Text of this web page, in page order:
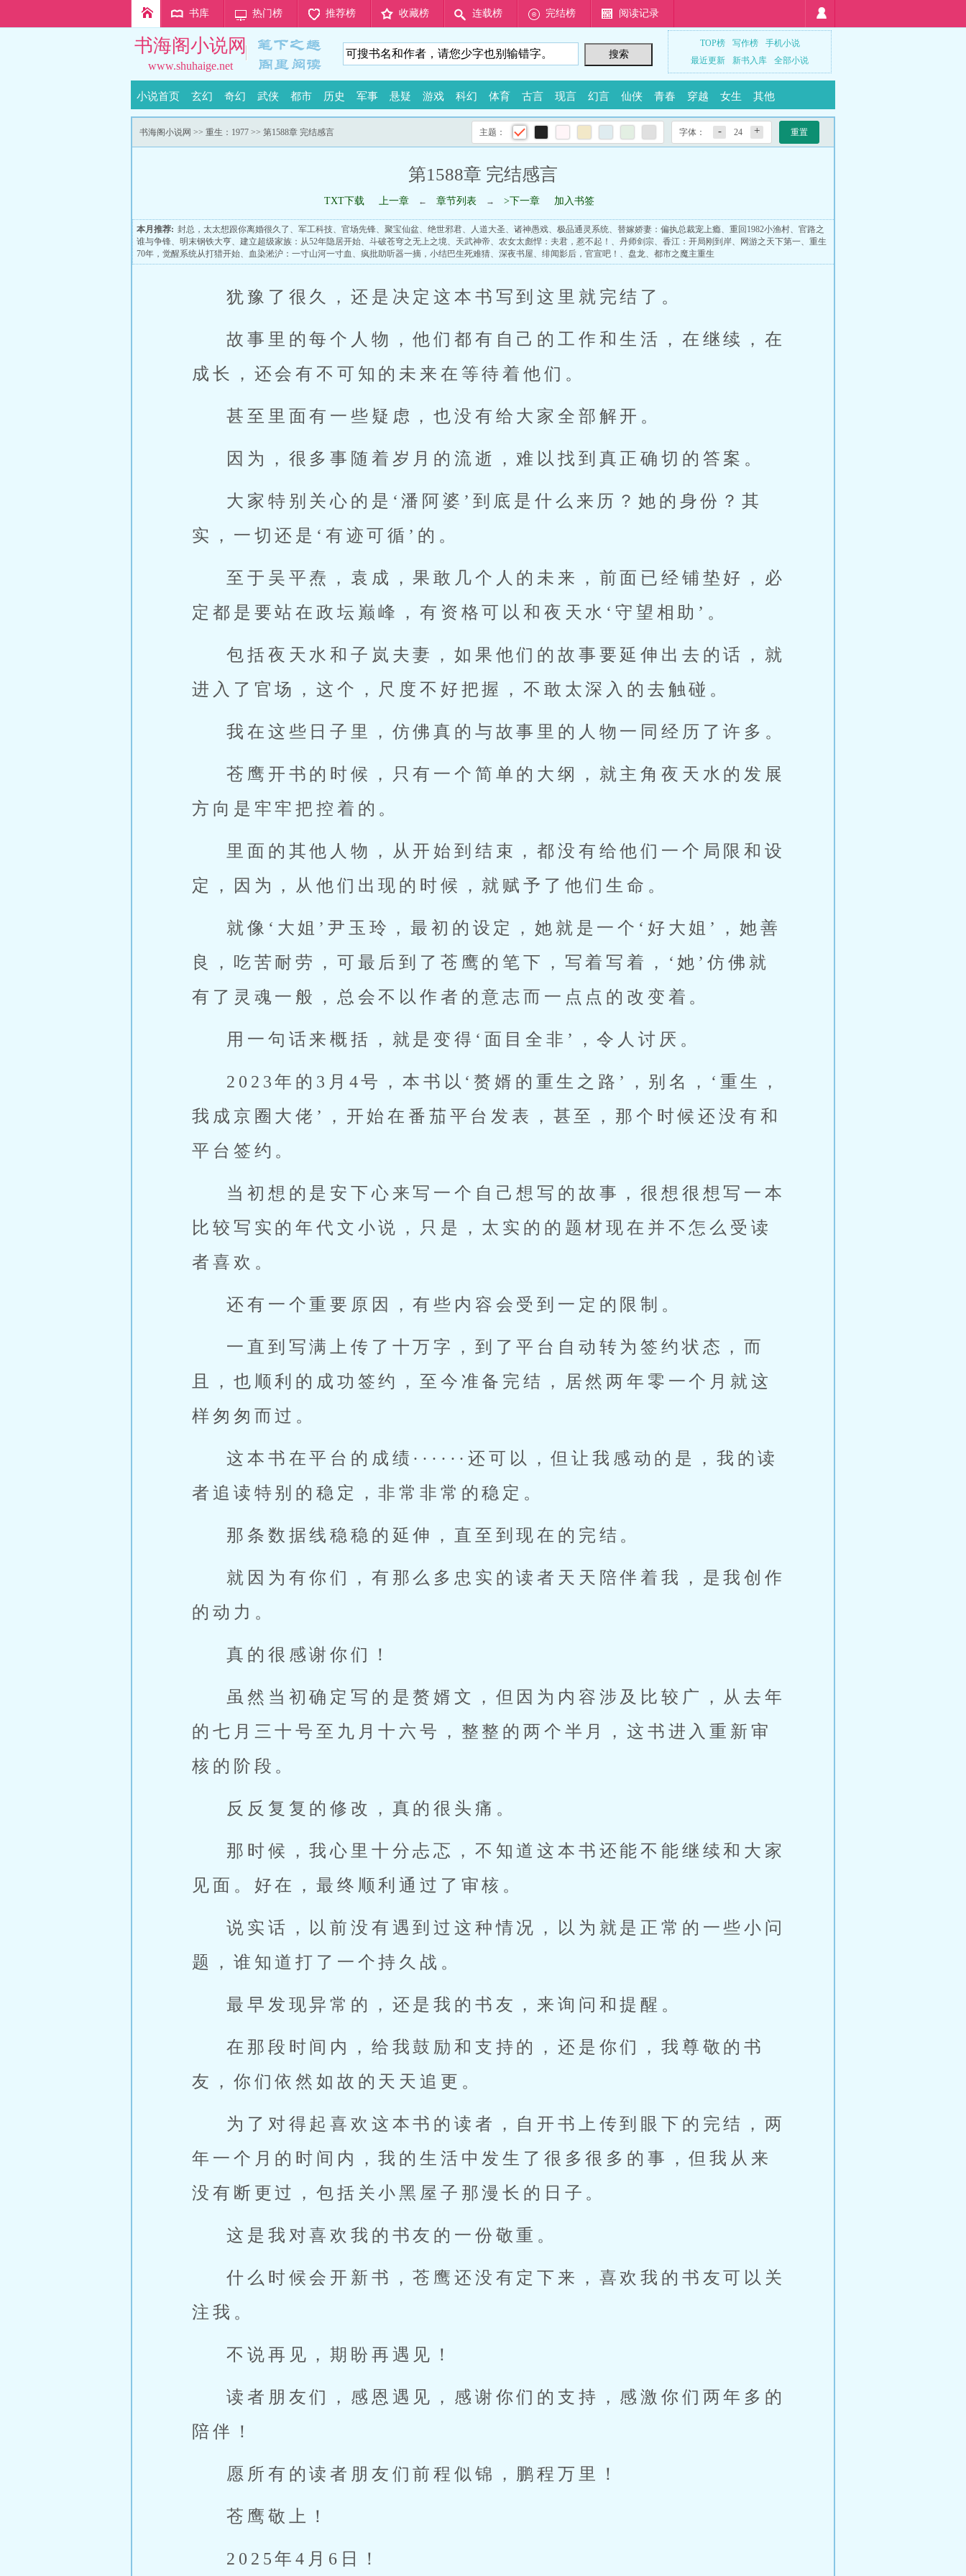
书库 热门榜 推荐榜 收藏榜 连载榜 完结榜 阅读记录
书海阁小说网
www.shuhaige.net
TOP榜 写作榜
手机小说
最近更新
新书入库 全部小说
小说首页 玄幻 奇幻 武侠 都市 历史 军事 悬疑 游戏 科幻 体育 古言 现言 幻言 仙侠 青春 穿越 女生 其他
书海阁小说网 >> 重生：1977 >> 第1588章 完结感言 主题： 字体： - 24 + 重置
第1588章 完结感言
TXT下载 上一章 ← 章节列表 → >下一章 加入书签
本月推荐: 封总，太太想跟你离婚很久了 、 军工科技、 官场先锋、 聚宝仙盆、 绝世邪君、 人道大圣、 诸神愚戏、 极品通灵系统、 替嫁娇妻：偏执总裁宠上瘾、 重回1982小渔村、 官路之
谁与争锋、 明末钢铁大亨、 建立超级家族：从52年隐居开始、 斗破苍穹之无上之境、 天武神帝、 农女太彪悍：夫君，惹不起！ 、 丹师剑宗、 香江：开局刚到岸、 网游之天下第一、 重生
70年，觉醒系统从打猎开始、 血染淞沪：一寸山河一寸血 、 疯批助听器一摘，小结巴生死难猜、 深夜书屋、 绯闻影后，官宣吧！ 、 盘龙、 都市之魔主重生
犹豫了很久，还是决定这本书写到这里就完结了。
故事里的每个人物，他们都有自己的工作和生活，在继续，在
成长，还会有不可知的未来在等待着他们。
甚至里面有一些疑虑，也没有给大家全部解开。
因为，很多事随着岁月的流逝，难以找到真正确切的答案。
大家特别关心的是‘潘阿婆’到底是什么来历？她的身份？其
实，一切还是‘有迹可循’的。
至于吴平焘，袁成，果敢几个人的未来，前面已经铺垫好，必
定都是要站在政坛巅峰，有资格可以和夜天水‘守望相助’。
包括夜天水和子岚夫妻，如果他们的故事要延伸出去的话，就
进入了官场，这个，尺度不好把握，不敢太深入的去触碰。
我在这些日子里，仿佛真的与故事里的人物一同经历了许多。
苍鹰开书的时候，只有一个简单的大纲，就主角夜天水的发展
方向是牢牢把控着的。
里面的其他人物，从开始到结束，都没有给他们一个局限和设
定，因为，从他们出现的时候，就赋予了他们生命。
就像‘大姐’尹玉玲，最初的设定，她就是一个‘好大姐’，她善
良，吃苦耐劳，可最后到了苍鹰的笔下，写着写着，‘她’仿佛就
有了灵魂一般，总会不以作者的意志而一点点的改变着。
用一句话来概括，就是变得‘面目全非’，令人讨厌。
2023年的3月4号，本书以‘赘婿的重生之路’，别名，‘重生，
我成京圈大佬’，开始在番茄平台发表，甚至，那个时候还没有和
平台签约。
当初想的是安下心来写一个自己想写的故事，很想很想写一本
比较写实的年代文小说，只是，太实的的题材现在并不怎么受读
者喜欢。
还有一个重要原因，有些内容会受到一定的限制。
一直到写满上传了十万字，到了平台自动转为签约状态，而
且，也顺利的成功签约，至今准备完结，居然两年零一个月就这
样匆匆而过。
这本书在平台的成绩······还可以，但让我感动的是，我的读
者追读特别的稳定，非常非常的稳定。
那条数据线稳稳的延伸，直至到现在的完结。
就因为有你们，有那么多忠实的读者天天陪伴着我，是我创作
的动力。
真的很感谢你们！
虽然当初确定写的是赘婿文，但因为内容涉及比较广，从去年
的七月三十号至九月十六号，整整的两个半月，这书进入重新审
核的阶段。
反反复复的修改，真的很头痛。
那时候，我心里十分忐忑，不知道这本书还能不能继续和大家
见面。好在，最终顺利通过了审核。
说实话，以前没有遇到过这种情况，以为就是正常的一些小问
题，谁知道打了一个持久战。
最早发现异常的，还是我的书友，来询问和提醒。
在那段时间内，给我鼓励和支持的，还是你们，我尊敬的书
友，你们依然如故的天天追更。
为了对得起喜欢这本书的读者，自开书上传到眼下的完结，两
年一个月的时间内，我的生活中发生了很多很多的事，但我从来
没有断更过，包括关小黑屋子那漫长的日子。
这是我对喜欢我的书友的一份敬重。
什么时候会开新书，苍鹰还没有定下来，喜欢我的书友可以关
注我。
不说再见，期盼再遇见！
读者朋友们，感恩遇见，感谢你们的支持，感激你们两年多的
陪伴！
愿所有的读者朋友们前程似锦，鹏程万里！
苍鹰敬上！
2025年4月6日！